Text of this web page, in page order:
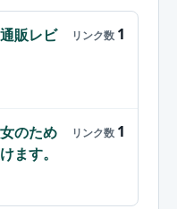
販レビ
1
のため
ます。
1